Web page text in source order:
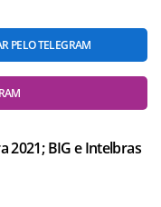
PELO TELEGRAM
2021; BIG e Intelbras